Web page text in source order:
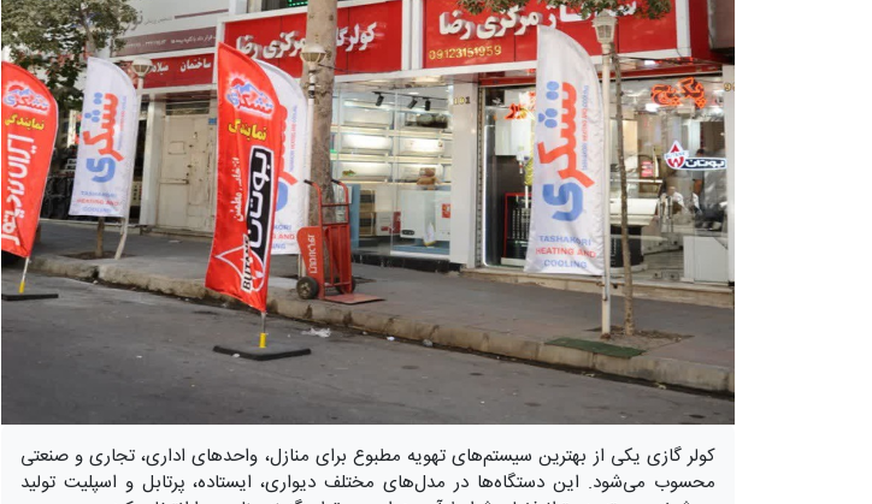
کولر گازی یکی از بهترین سیستم‌های تهویه مطبوع برای منازل، واحدهای اداری، تجاری و صنعتی
محسوب می‌شود. این دستگاه‌ها در مدل‌های مختلف دیواری، ایستاده، پرتابل و اسپلیت تولید